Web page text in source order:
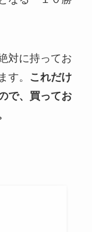
対に持ってお
す。
これだけ
で、買ってお